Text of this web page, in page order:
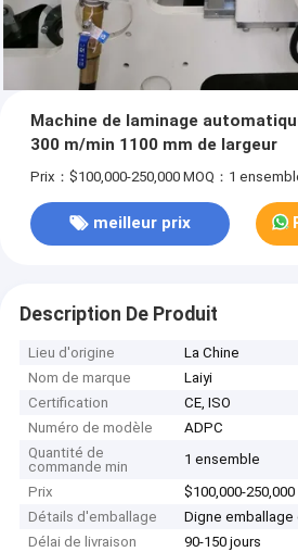
Machine de laminage
300 m/min 1100 mm de largeur
Prix：$100,000-250,000 MOQ：1
meilleur prix
Description De Produit
Lieu d'origine
La Chine
Nom de marque
Laiyi
Certification
CE, ISO
Numéro de modèle
ADPC
Quantité de
commande min
1 ensemble
Prix
$100,000-250,000
Détails d'emballage
Digne emballage
Délai de livraison
90-150 jours